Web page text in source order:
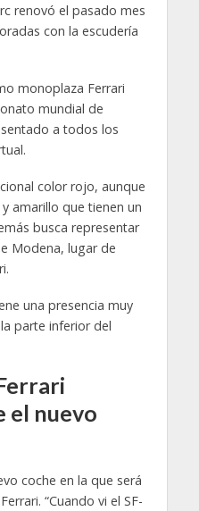
renovó el pasado mes
con la escudería
monoplaza Ferrari
mundial de
a todos los
color rojo, aunque
amarillo que tienen un
busca representar
Modena, lugar de
una presencia muy
parte inferior del
el nuevo
coche en la que será
“Cuando vi el SF-